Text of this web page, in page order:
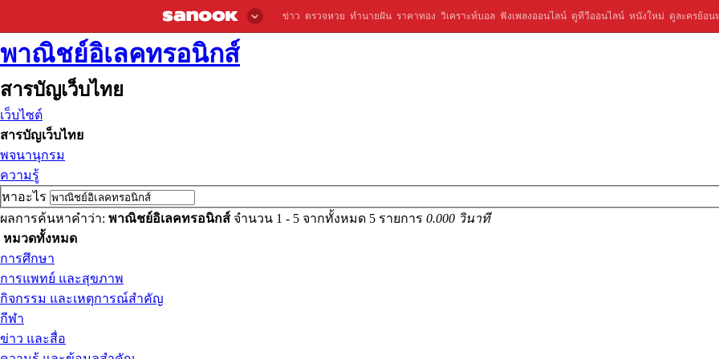
ข่าว ตรวจหวย ทำนายฝัน ราคาทอง วิเคราะห์บอล ฟังเพลงออนไลน์ ดูทีวีออนไลน์ หนังใหม่ ดูละครย้อน
พาณิชย์อิเลคทรอนิกส์
สารบัญเว็บไทย
เว็บไซต์
สารบัญเว็บไทย
พจนานุกรม
ความรู้
หาอะไร
ผลการค้นหาคำว่า: พาณิชย์อิเลคทรอนิกส์ จำนวน 1 - 5 จากทั้งหมด 5 รายการ 0.000 วินาที
หมวดทั้งหมด
การศึกษา
การแพทย์ และสุขภาพ
กิจกรรม และเหตุการณ์สำคัญ
กีฬา
ข่าว และสื่อ